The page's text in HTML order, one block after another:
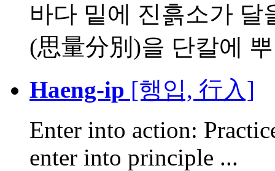
바다 밑에 진흙소가 달
(思量分別)을 단칼에
Haeng-ip [행입, 行入]
Enter into action:
enter into principle ...